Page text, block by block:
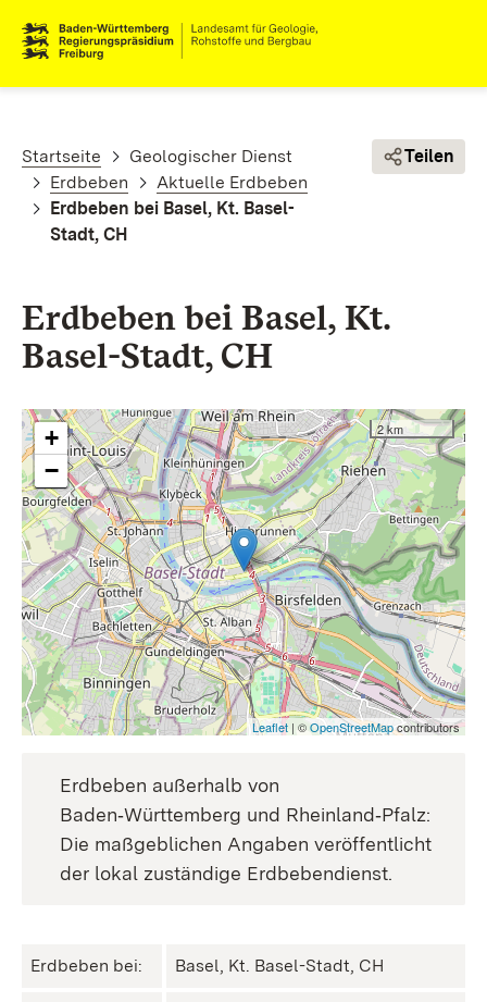
Pfadnavigation
Startseite
Geologischer Dienst
Erdbeben
Aktuelle Erdbeben
Erdbeben bei Basel, Kt. Basel-
Stadt, CH
Teilen
Erdbeben bei Basel, Kt.
Basel-Stadt, CH
+
−
2 km
Leaflet | ©OpenStreetMapcontributors
Erdbeben außerhalb von
Baden‑Württemberg und Rheinland‑Pfalz:
Die maßgeblichen Angaben veröffentlicht
der lokal zuständige Erdbebendienst.
Erdbeben bei: Basel, Kt. Basel-Stadt, CH